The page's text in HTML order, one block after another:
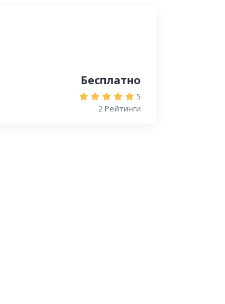
Бесплатно
5
2 Рейтинги